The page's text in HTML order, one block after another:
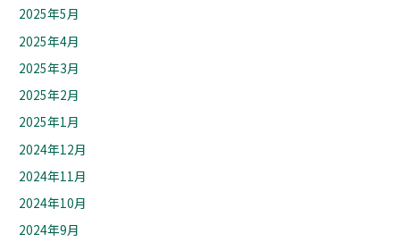
2025年5月
2025年4月
2025年3月
2025年2月
2025年1月
2024年12月
2024年11月
2024年10月
2024年9月